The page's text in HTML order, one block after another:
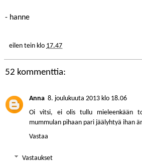
- hanne
eilen tein klo 17.47
52 kommenttia:
Anna 8. joulukuuta 2013 klo 18.06
Oi vitsi, ei olis tullu mieleenkään
mummulan pihaan pari jäälyhtyä ihan
Vastaa
Vastaukset